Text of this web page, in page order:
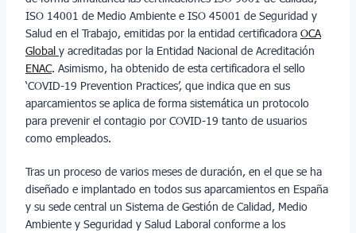
ISO 14001 de Medio Ambiente e ISO 45001 de Seguridad y
Salud en el Trabajo, emitidas por la entidad certificadora OCA
Global y acreditadas por la Entidad Nacional de Acreditación
ENAC. Asimismo, ha obtenido de esta certificadora el sello
‘COVID-19 Prevention Practices’, que indica que en sus
aparcamientos se aplica de forma sistemática un protocolo
para prevenir el contagio por COVID-19 tanto de usuarios
como empleados.
Tras un proceso de varios meses de duración, en el que se ha
diseñado e implantado en todos sus aparcamientos en España
y su sede central un Sistema de Gestión de Calidad, Medio
Ambiente y Seguridad y Salud Laboral conforme a los